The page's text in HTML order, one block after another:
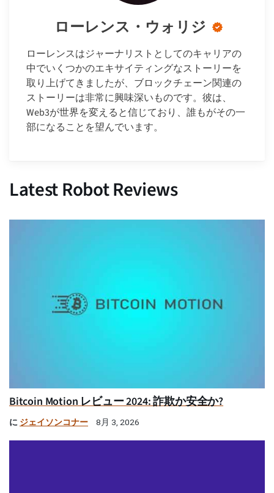
ローレンス・ウォリジ
ローレンスはジャーナリストとしてのキャリアの
中でいくつかのエキサイティングなストーリーを
取り上げてきましたが、ブロックチェーン関連の
ストーリーは非常に興味深いものです。彼は、
Web3が世界を変えると信じており、誰もがその一
部になることを望んでいます。
Latest Robot Reviews
Bitcoin Motion レビュー 2024: 詐欺か安全か?
に ジェイソンコナー 8月 3, 2026